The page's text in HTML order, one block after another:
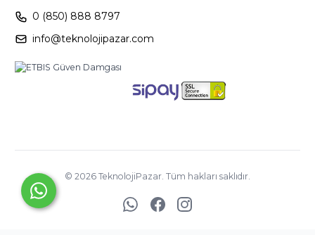
0 (850) 888 8797
info@teknolojipazar.com
© 2026 TeknolojiPazar. Tüm hakları saklıdır.